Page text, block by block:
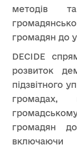
методів
громадян до
DECIDE
розвиток
підзвітного
громадян